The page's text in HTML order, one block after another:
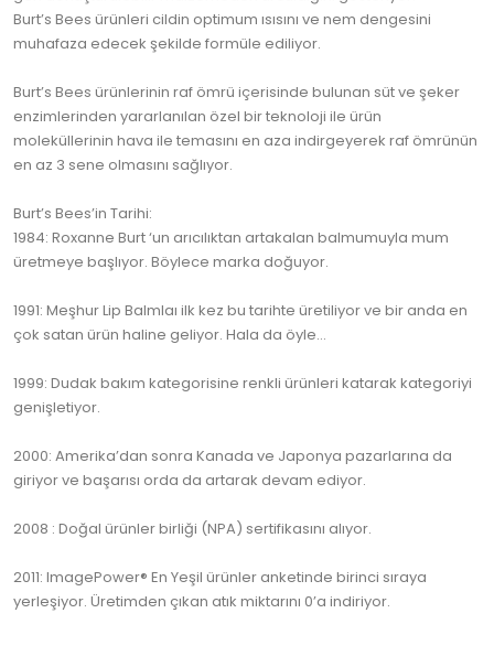
Burt’s Bees ürünleri cildin optimum ısısını ve nem dengesini
muhafaza edecek şekilde formüle ediliyor.
Burt’s Bees ürünlerinin raf ömrü içerisinde bulunan süt ve şeker
enzimlerinden yararlanılan özel bir teknoloji ile ürün
moleküllerinin hava ile temasını en aza indirgeyerek raf ömrünün
en az 3 sene olmasını sağlıyor.
Burt’s Bees’in Tarihi:
1984: Roxanne Burt ‘un arıcılıktan artakalan balmumuyla mum
üretmeye başlıyor. Böylece marka doğuyor.
1991: Meşhur Lip Balmlaı ilk kez bu tarihte üretiliyor ve bir anda en
çok satan ürün haline geliyor. Hala da öyle…
1999: Dudak bakım kategorisine renkli ürünleri katarak kategoriyi
genişletiyor.
2000: Amerika’dan sonra Kanada ve Japonya pazarlarına da
giriyor ve başarısı orda da artarak devam ediyor.
2008 : Doğal ürünler birliği (NPA) sertifikasını alıyor.
2011: ImagePower® En Yeşil ürünler anketinde birinci sıraya
yerleşiyor. Üretimden çıkan atık miktarını 0’a indiriyor.